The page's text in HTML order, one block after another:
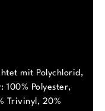
mit Polychlorid,
100% Polyester,
Trivinyl, 20%